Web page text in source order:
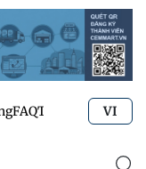
FAQTư vấn kỹ thuật
VI